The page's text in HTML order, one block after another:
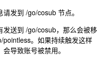
请发到 /go/cosub 节点。
发送到 /go/cosub，那么会被移
pointless。如果持续触发这样
会导致账号被禁用。